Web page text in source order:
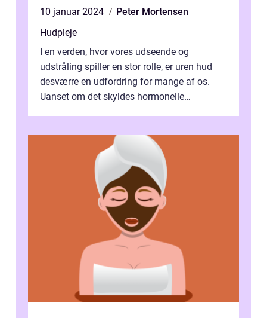
10 januar 2024
Peter Mortensen
Hudpleje
I en verden, hvor vores udseende og
udstråling spiller en stor rolle, er uren hud
desværre en udfordring for mange af os.
Uanset om det skyldes hormonelle